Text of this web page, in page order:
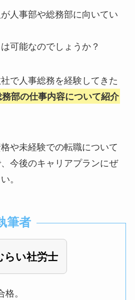
人事部や総務部に向いてい
可能なのでしょうか？
で人事総務を経験してきた
部の仕事内容について紹介
や未経験での転職について
今後のキャリアプランにぜ
。
筆者
らい社労士
。